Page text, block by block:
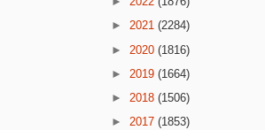
► 2021 (2284)
► 2020 (1816)
► 2019 (1664)
► 2018 (1506)
► 2017 (1853)